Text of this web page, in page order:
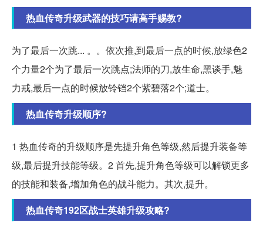
热血传奇升级武器的技巧请高手赐教?
为了最后一次跳... 。。依次推,到最后一点的时候,放绿色2
个力量2个为了最后一次跳点;法师的刀,放生命,黑谈手,魅
力戒,最后一点的时候放铃铛2个紫碧落2个;道士。
热血传奇升级顺序?
1 热血传奇的升级顺序是先提升角色等级,然后提升装备等
级,最后提升技能等级。2 首先,提升角色等级可以解锁更多
的技能和装备,增加角色的战斗能力。其次,提升。
热血传奇192区战士英雄升级攻略?